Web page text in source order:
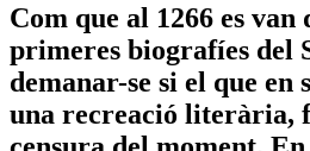
Com que al 1266 es
primeres biografíes del
demanar-se si el que en
una recreació literària,